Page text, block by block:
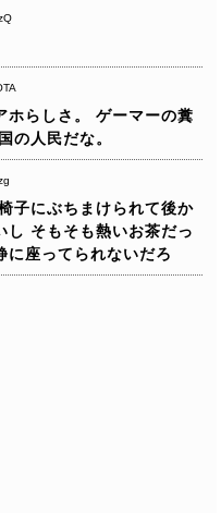
らしさ。
ゲーマーの糞
の人民だな。
子にぶちまけられて後か
し そもそも熱いお茶だっ
に座ってられないだろ